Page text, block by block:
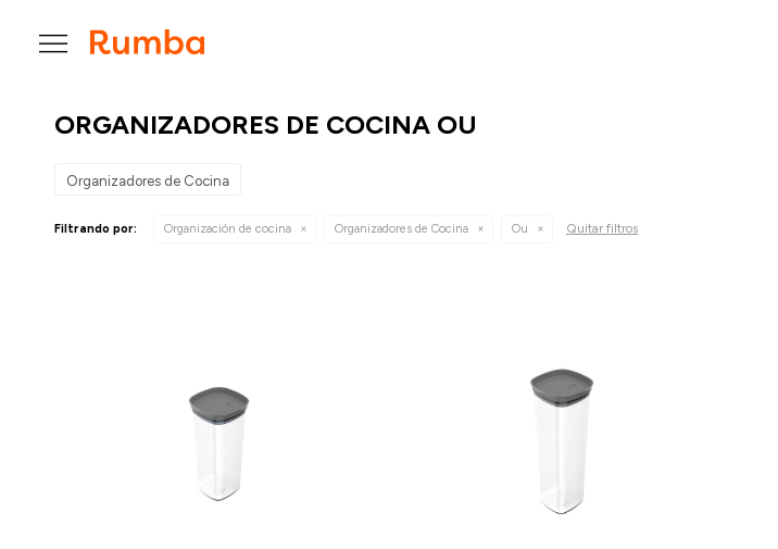

ORGANIZADORES DE COCINA OU
Organizadores de Cocina
Filtrando por: Organización de cocina Organizadores de Cocina Ou Quitar filtros